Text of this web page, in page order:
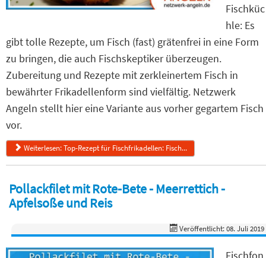
Fischküc
hle: Es
gibt tolle Rezepte, um Fisch (fast) grätenfrei in eine Form
zu bringen, die auch Fischskeptiker überzeugen.
Zubereitung und Rezepte mit zerkleinertem Fisch in
bewährter Frikadellenform sind vielfältig. Netzwerk
Angeln stellt hier eine Variante aus vorher gegartem Fisch
vor.
Weiterlesen: Top-Rezept für Fischfrikadellen: Fisch...
Pollackfilet mit Rote-Bete - Meerrettich -
Apfelsoße und Reis
Veröffentlicht: 08. Juli 2019